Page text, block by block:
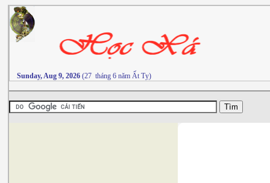
Sunday, Aug 9, 2026 (27 tháng 6 năm Ất Tỵ)